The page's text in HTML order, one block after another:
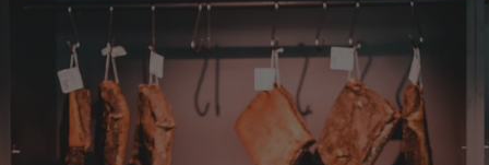
Sven
Verifizierter Kunde
Die Qualität ist super und der Geschmack ist
wie in den Dolomieten.